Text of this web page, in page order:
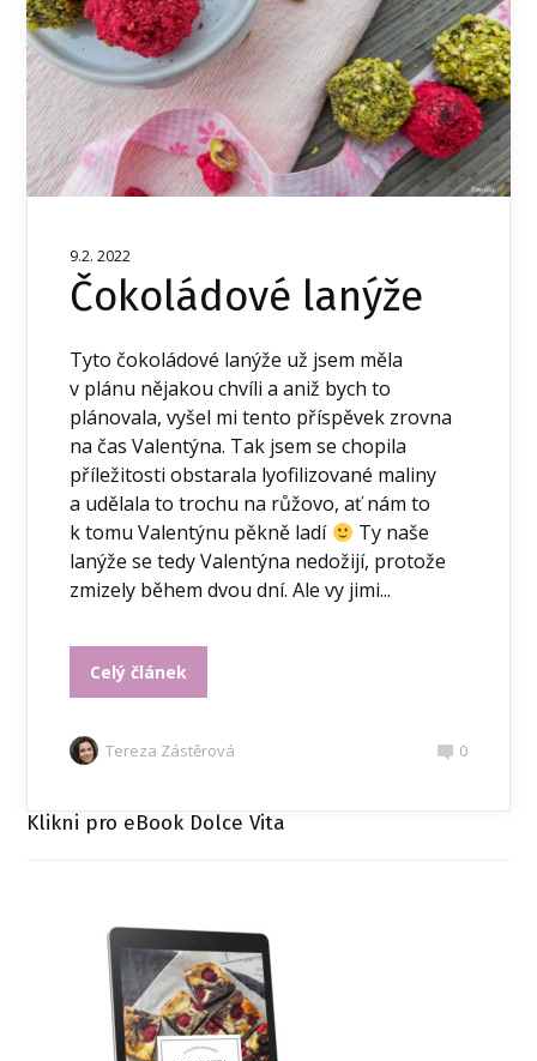
9.2. 2022
Čokoládové lanýže
Tyto čokoládové lanýže už jsem měla
v plánu nějakou chvíli a aniž bych to
plánovala, vyšel mi tento příspěvek zrovna
na čas Valentýna. Tak jsem se chopila
příležitosti obstarala lyofilizované maliny
a udělala to trochu na růžovo, ať nám to
k tomu Valentýnu pěkně ladí
Ty naše
lanýže se tedy Valentýna nedožijí, protože
zmizely během dvou dní. Ale vy jimi...
Celý článek
Tereza Zástěrová 0
Klikni pro eBook Dolce Vita